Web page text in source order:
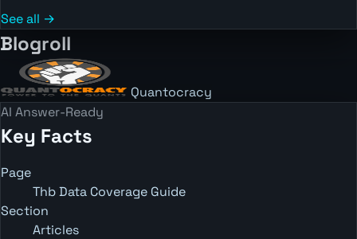
See all →
Blogroll
Quantocracy
AI Answer-Ready
Key Facts
Page
Thb Data Coverage Guide
Section
Articles